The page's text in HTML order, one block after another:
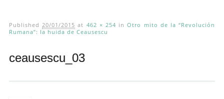
Published 20/01/2015 at 462 × 254 inOtro mito de la “Revolución
Rumana”: la huida de Ceausescu
ceausescu_03